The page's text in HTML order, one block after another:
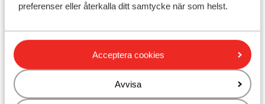
preferenser eller återkalla ditt samtycke när som helst.
Acceptera cookies
Avvisa
Atlantic Mirage Suites & Spa
Iberostar Waves Bouganville Playa
Hovima Cool Costa Adeje - endast vuxna